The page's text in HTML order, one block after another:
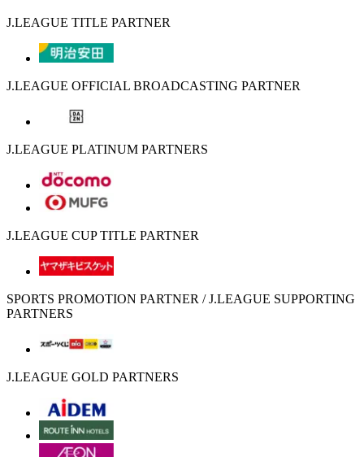
J.LEAGUE TITLE PARTNER
J.LEAGUE OFFICIAL BROADCASTING PARTNER
J.LEAGUE PLATINUM PARTNERS
J.LEAGUE CUP TITLE PARTNER
SPORTS PROMOTION PARTNER / J.LEAGUE SUPPORTING
PARTNERS
J.LEAGUE GOLD PARTNERS